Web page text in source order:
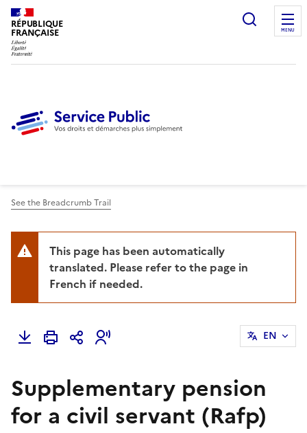
RÉPUBLIQUE
FRANÇAISE
Ouvrir
MENU
See the Breadcrumb Trail
This page has been automatically
translated. Please refer to the page in
French if needed.
EN
Supplementary pension
for a civil servant (Rafp)